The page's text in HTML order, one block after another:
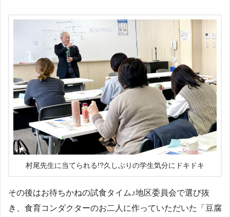
村尾先生に当てられる!?久しぶりの学生気分にドキドキ
その後はお待ちかねの試食タイム♪地区委員会で選び抜
き、食育コンダクターのお二人に作っていただいた「豆腐